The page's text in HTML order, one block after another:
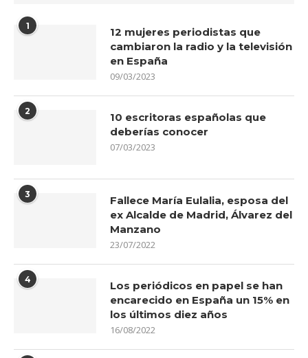
1
12 mujeres periodistas que
cambiaron la radio y la televisión
en España
09/03/2023
2
10 escritoras españolas que
deberías conocer
07/03/2023
3
Fallece María Eulalia, esposa del
ex Alcalde de Madrid, Álvarez del
Manzano
23/07/2022
4
Los periódicos en papel se han
encarecido en España un 15% en
los últimos diez años
16/08/2022